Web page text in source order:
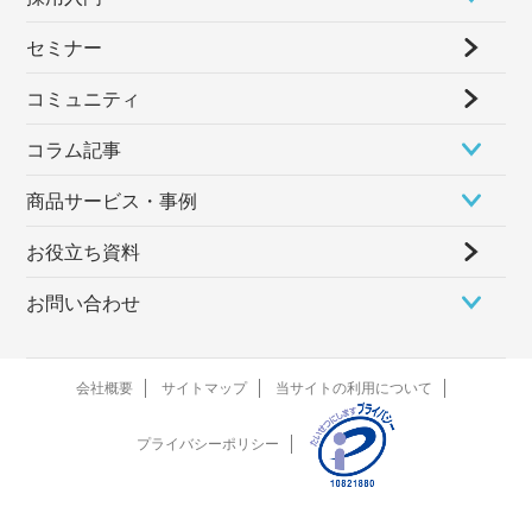
セミナー
コミュニティ
コラム記事
商品サービス・事例
お役立ち資料
お問い合わせ
会社概要 サイトマップ 当サイトの利用について
プライバシーポリシー